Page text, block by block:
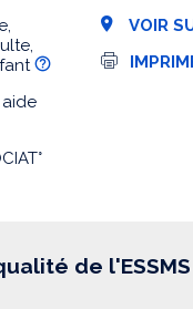
VOIR
I
de l'ESSMS